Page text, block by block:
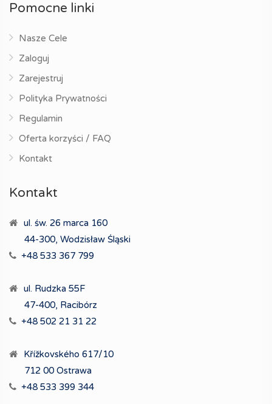
Pomocne linki
Nasze Cele
Zaloguj
Zarejestruj
Polityka Prywatności
Regulamin
Oferta korzyści / FAQ
Kontakt
Kontakt
ul. św. 26 marca 160
44-300, Wodzisław Śląski
+48 533 367 799
ul. Rudzka 55F
47-400, Racibórz
+48 502 21 31 22
Křížkovského 617/10
712 00 Ostrawa
+48 533 399 344